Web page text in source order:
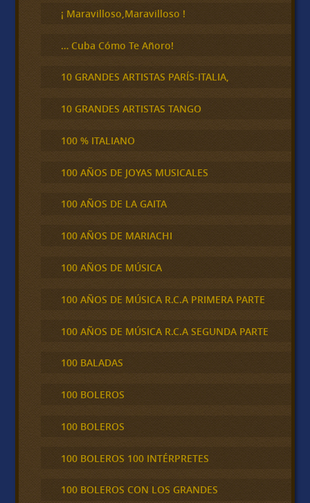
¡ Maravilloso,Maravilloso !
… Cuba Cómo Te Añoro!
10 GRANDES ARTISTAS PARÍS-ITALIA,
10 GRANDES ARTISTAS TANGO
100 % ITALIANO
100 AÑOS DE JOYAS MUSICALES
100 AÑOS DE LA GAITA
100 AÑOS DE MARIACHI
100 AÑOS DE MÚSICA
100 AÑOS DE MÚSICA R.C.A PRIMERA PARTE
100 AÑOS DE MÚSICA R.C.A SEGUNDA PARTE
100 BALADAS
100 BOLEROS
100 BOLEROS
100 BOLEROS 100 INTÉRPRETES
100 BOLEROS CON LOS GRANDES